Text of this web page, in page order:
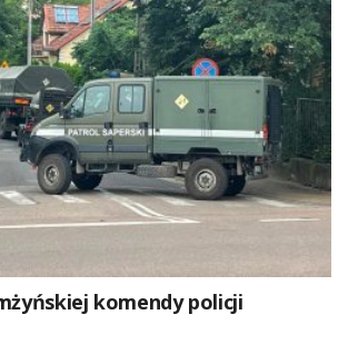
komendy policji